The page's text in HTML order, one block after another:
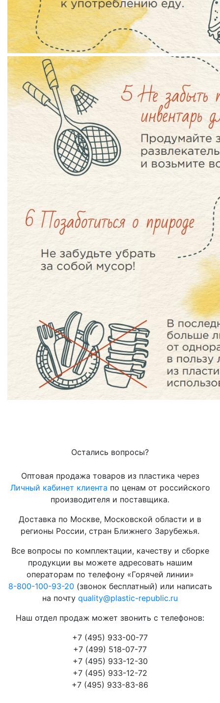
Остались вопросы?
Оптовая продажа товаров из пластика через
Личный кабинет клиента по ценам от российского
производителя и поставщика.
Доставка по Москве, Московской области и в
регионы России, стран Ближнего Зарубежья.
Все вопросы по комплектации, качеству и сборке
продукции вы можете адресовать нашим
операторам по телефону «Горячей линии»
8-800-100-93-20 (звонок бесплатный) или написать
на почту quality@plastic-republic.ru
Наш отдел продаж может звонить с телефонов:
+7 (495) 933-00-77
+7 (499) 518-07-77
+7 (495) 933-12-30
+7 (495) 933-12-72
+7 (495) 933-83-86